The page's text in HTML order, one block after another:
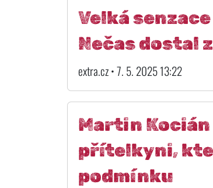
Velká
Nečas dostal
extra.cz • 7. 5. 2025 13:22
Martin
přítelkyni,
podmínku